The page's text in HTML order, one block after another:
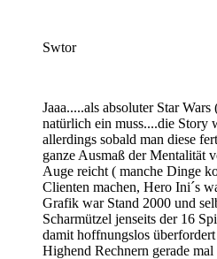
Swtor
Jaaa.....als absoluter Star
natürlich ein muss....die Story
allerdings sobald man diese
ganze Ausmaß der Mentalität
Auge reicht ( manche Dinge
Clienten machen, Hero Ini´s
Grafik war Stand 2000 und
Scharmützel jenseits der 16
damit hoffnungslos
Highend Rechnern gerade